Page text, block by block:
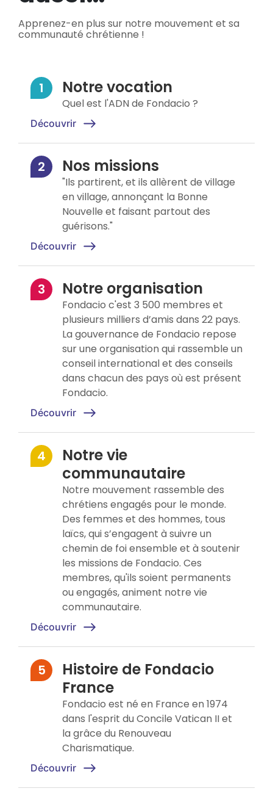
Apprenez-en plus sur notre mouvement et sa
communauté chrétienne !
Notre vocation
Quel est l'ADN de Fondacio ?
Découvrir
Nos missions
"Ils partirent, et ils allèrent de village
en village, annonçant la Bonne
Nouvelle et faisant partout des
guérisons."
Découvrir
Notre organisation
Fondacio c'est 3 500 membres et
plusieurs milliers d’amis dans 22 pays.
La gouvernance de Fondacio repose
sur une organisation qui rassemble un
conseil international et des conseils
dans chacun des pays où est présent
Fondacio.
Découvrir
Notre vie
communautaire
Notre mouvement rassemble des
chrétiens engagés pour le monde.
Des femmes et des hommes, tous
laïcs, qui s’engagent à suivre un
chemin de foi ensemble et à soutenir
les missions de Fondacio. Ces
membres, qu'ils soient permanents
ou engagés, animent notre vie
communautaire.
Découvrir
Histoire de Fondacio
France
Fondacio est né en France en 1974
dans l'esprit du Concile Vatican II et
la grâce du Renouveau
Charismatique.
Découvrir